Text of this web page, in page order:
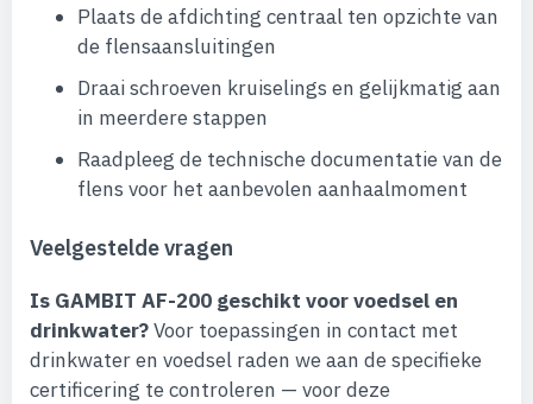
Plaats de afdichting centraal ten opzichte van
de flensaansluitingen
Draai schroeven kruiselings en gelijkmatig aan
in meerdere stappen
Raadpleeg de technische documentatie van de
flens voor het aanbevolen aanhaalmoment
Veelgestelde vragen
Is GAMBIT AF-200 geschikt voor voedsel en
drinkwater?Voor toepassingen in contact met
drinkwater en voedsel raden we aan de specifieke
certificering te controleren — voor deze